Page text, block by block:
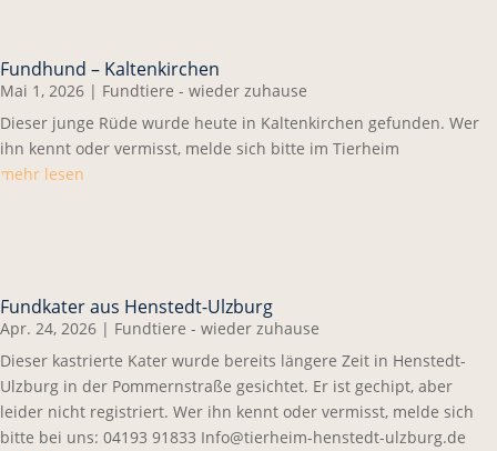
Fundhund – Kaltenkirchen
Mai 1, 2026 | Fundtiere - wieder zuhause
Dieser junge Rüde wurde heute in Kaltenkirchen gefunden. Wer
ihn kennt oder vermisst, melde sich bitte im Tierheim
mehr lesen
Fundkater aus Henstedt-Ulzburg
Apr. 24, 2026 | Fundtiere - wieder zuhause
Dieser kastrierte Kater wurde bereits längere Zeit in Henstedt-
Ulzburg in der Pommernstraße gesichtet. Er ist gechipt, aber
leider nicht registriert. Wer ihn kennt oder vermisst, melde sich
bitte bei uns: 04193 91833 Info@tierheim-henstedt-ulzburg.de